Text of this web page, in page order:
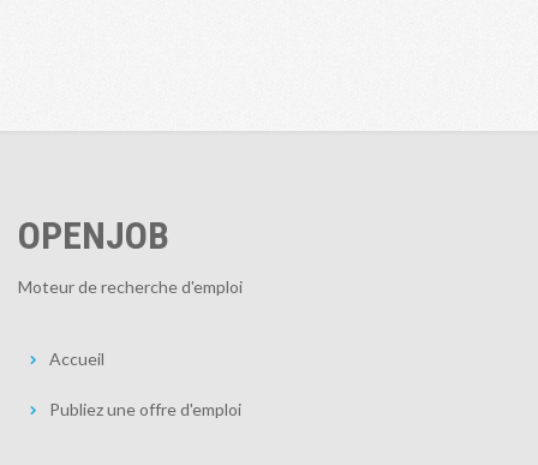
OPENJOB
Moteur de recherche d'emploi
Accueil
Publiez une offre d'emploi